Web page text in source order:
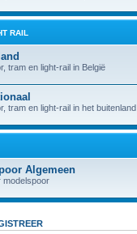
RAIL
tram en light-rail in België
tram en light-rail in het buitenland
Algemeen
modelspoor